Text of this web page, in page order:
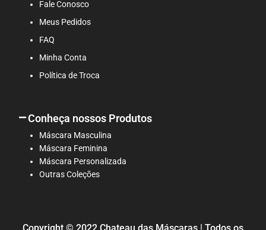
Fale Conosco
Meus Pedidos
FAQ
Minha Conta
Política de Troca
Conheça nossos Produtos
Máscara Masculina
Máscara Feminina
Máscara Personalizada
Outras Coleções